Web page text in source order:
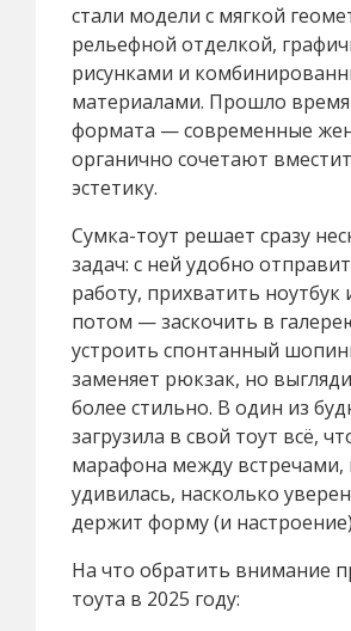
стали модели с мягкой
рельефной отделкой,
рисунками и
материалами. Прошло время
формата — современные
органично сочетают
эстетику.
Сумка-тоут решает сразу
задач: с ней удобно
работу, прихватить ноутбук
потом — заскочить в
устроить спонтанный
заменяет рюкзак, но
более стильно. В один из
загрузила в свой тоут всё,
марафона между встречами,
удивилась, насколько
держит форму (и
На что обратить внимание
тоута в 2025 году: